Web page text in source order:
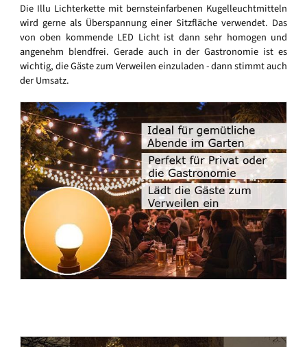
Die Illu Lichterkette mit bernsteinfarbenen Kugelleuchtmitteln
wird gerne als Überspannung einer Sitzfläche verwendet. Das
von oben kommende LED Licht ist dann sehr homogen und
angenehm blendfrei. Gerade auch in der Gastronomie ist es
wichtig, die Gäste zum Verweilen einzuladen - dann stimmt auch
der Umsatz.